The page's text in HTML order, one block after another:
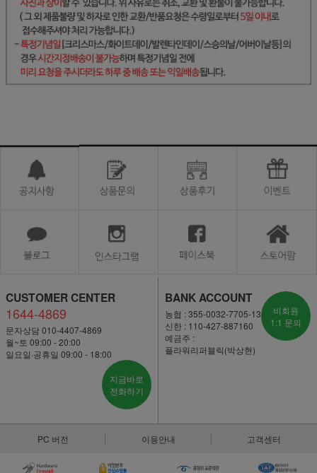
CUSTOMER CENTER
1644-4869
문자상담 010-4407-4869
월~토 09:00 - 20:00
일요일·공휴일 09:00 - 18:00
지금바로
전화하기
BANK ACCOUNT
농협 : 355-0032-7705-13
신한 : 110-427-887160
예금주 :
플라워리퍼블릭(박상현)
비회원
1:1 문의
PC 버전 이용안내 고객센터